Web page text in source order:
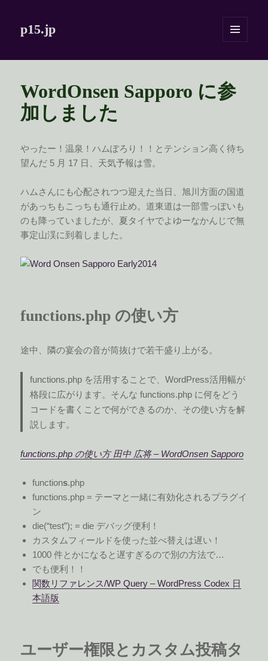
p15.jp
WordOnsen Sapporo に参
加しました
やったー！温泉！ハムぽろり！！とテンション高く待ち
望んだ 5 月 17 日、天気予報は雪。
ハムさんにも心配されつつ迎えた当日、旭川方面の国道
があっちもこっちも通行止め。道東道は一部雪っぽいも
のも降っていましたが、夏タイヤでよゆーなかんじで無
事定山渓に到着しました。
functions.php の使い方
途中、隣の宴会の音が筒抜けで若干盛り上がる。
functions.php を活用することで、WordPress活用幅が
格段に広がります。そんな functions.php に何をどう
コードを書くことで何ができるのか、その使い方を解
説します。
functions.php の使い方 田中 広将 – WordOnsen Sapporo
functions.php
functions.php = テーマと一緒に有効化されるプラグイ
ン
die(“test”); = die デバッグ便利！
カスタムフィールドを使った並べ替えは遅い！
1000 件とかになると遅すぎるので別の方法で…
でも便利！！
関数リファレンス/WP Query – WordPress Codex 日
本語版
ユーザー権限とカスタム投稿タ